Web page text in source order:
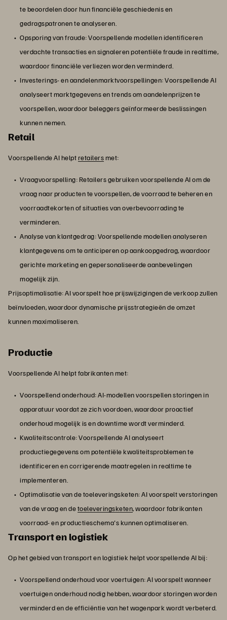
te beoordelen door hun financiële geschiedenis en
gedragspatronen te analyseren.
Opsporing van fraude: Voorspellende modellen identificeren
verdachte transacties en signaleren potentiële fraude in realtime,
waardoor financiële verliezen worden verminderd.
Investerings- en aandelenmarktvoorspellingen: Voorspellende AI
analyseert marktgegevens en trends om aandelenprijzen te
voorspellen, waardoor beleggers geïnformeerde beslissingen
kunnen nemen.
Retail
Voorspellende AI helptretailersmet:
Vraagvoorspelling: Retailers gebruiken voorspellende AI om de
vraag naar producten te voorspellen, de voorraad te beheren en
voorraadtekorten of situaties van overbevoorrading te
verminderen.
Analyse van klantgedrag: Voorspellende modellen analyseren
klantgegevens om te anticiperen op aankoopgedrag, waardoor
gerichte marketing en gepersonaliseerde aanbevelingen
mogelijk zijn.
Prijsoptimalisatie: AI voorspelt hoe prijswijzigingen de verkoop zullen
beïnvloeden, waardoor dynamische prijsstrategieën de omzet
kunnen maximaliseren.
Productie
Voorspellende AI helpt fabrikanten met:
Voorspellend onderhoud: AI-modellen voorspellen storingen in
apparatuur voordat ze zich voordoen, waardoor proactief
onderhoud mogelijk is en downtime wordt verminderd.
Kwaliteitscontrole: Voorspellende AI analyseert
productiegegevens om potentiële kwaliteitsproblemen te
identificeren en corrigerende maatregelen in realtime te
implementeren.
Optimalisatie van de toeleveringsketen: AI voorspelt verstoringen
van de vraag en detoeleveringsketen, waardoor fabrikanten
voorraad- en productieschema's kunnen optimaliseren.
Transport en logistiek
Op het gebied van transport en logistiek helpt voorspellende AI bij:
Voorspellend onderhoud voor voertuigen: AI voorspelt wanneer
voertuigen onderhoud nodig hebben, waardoor storingen worden
verminderd en de efficiëntie van het wagenpark wordt verbeterd.